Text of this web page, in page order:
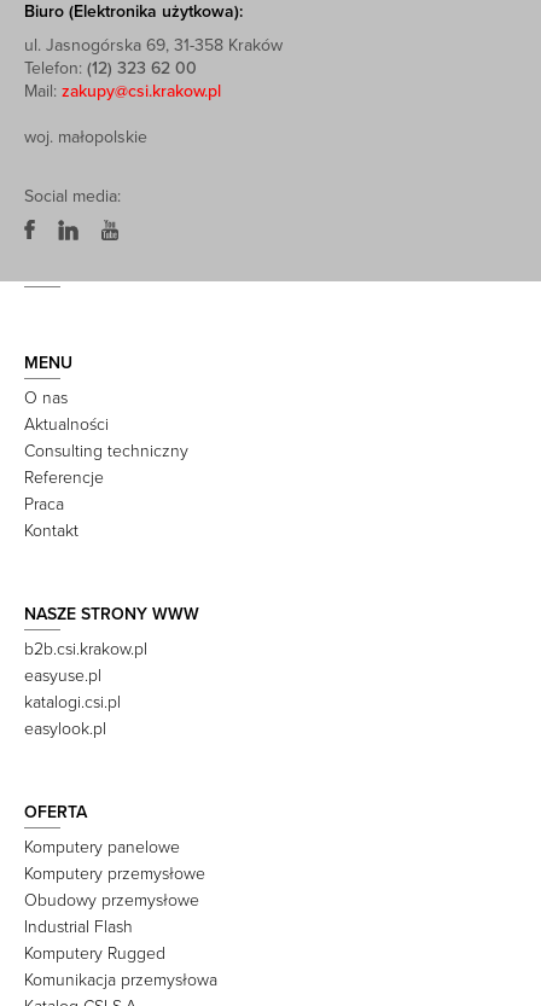
Biuro (Elektronika użytkowa):
ul. Jasnogórska 69, 31-358 Kraków
Telefon: (12) 323 62 00
Mail: zakupy@csi.krakow.pl
woj. małopolskie
Social media:
MENU
O nas
Aktualności
Consulting techniczny
Referencje
Praca
Kontakt
NASZE STRONY WWW
b2b.csi.krakow.pl
easyuse.pl
katalogi.csi.pl
easylook.pl
OFERTA
Komputery panelowe
Komputery przemysłowe
Obudowy przemysłowe
Industrial Flash
Komputery Rugged
Komunikacja przemysłowa